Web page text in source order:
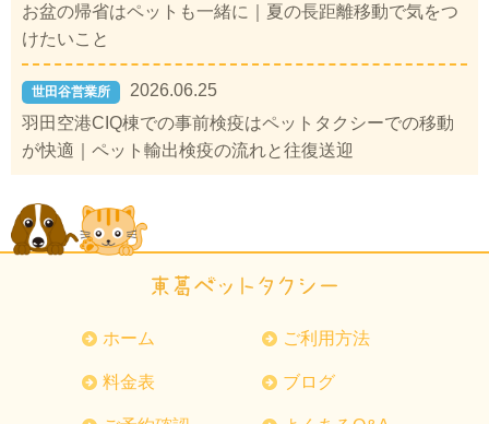
お盆の帰省はペットも一緒に｜夏の長距離移動で気をつ
けたいこと
世田谷営業所
2026.06.25
羽田空港CIQ棟での事前検疫はペットタクシーでの移動
が快適｜ペット輸出検疫の流れと往復送迎
ホーム ご利用方法
料金表 ブログ